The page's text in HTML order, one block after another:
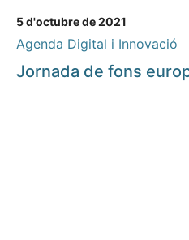
5 d'octubre de 2021
Agenda Digital i Innovació
Jornada de fons